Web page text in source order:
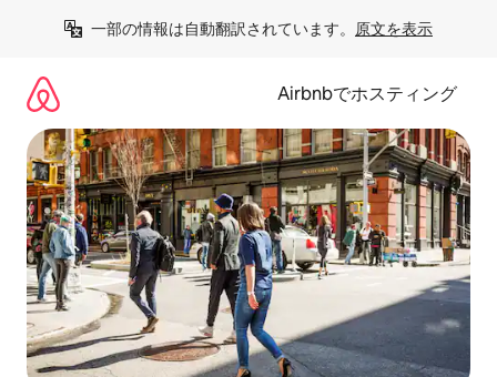
一部の情報は自動翻訳されています。 原文を表示
Airbnbでホスティング